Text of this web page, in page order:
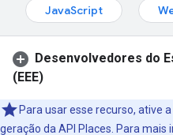
JavaScript
Desenvolvedores do
(EEE)
Para usar esse recurso, ative
geração da API Places. Para